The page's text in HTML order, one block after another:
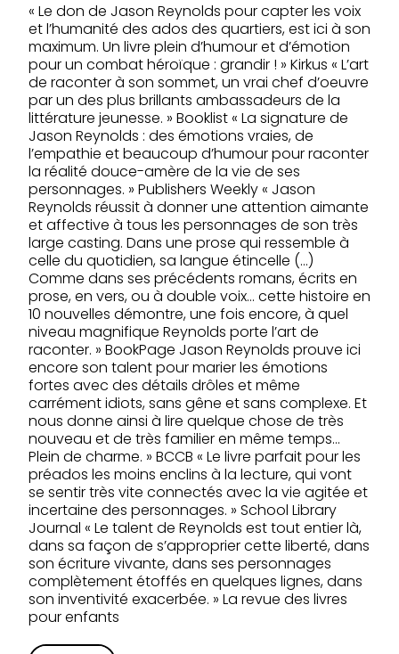
« Le don de Jason Reynolds pour capter les voix
et l’humanité des ados des quartiers, est ici à son
maximum. Un livre plein d’humour et d’émotion
pour un combat héroïque : grandir ! » Kirkus « L’art
de raconter à son sommet, un vrai chef d’oeuvre
par un des plus brillants ambassadeurs de la
littérature jeunesse. » Booklist « La signature de
Jason Reynolds : des émotions vraies, de
l’empathie et beaucoup d’humour pour raconter
la réalité douce-amère de la vie de ses
personnages. » Publishers Weekly « Jason
Reynolds réussit à donner une attention aimante
et affective à tous les personnages de son très
large casting. Dans une prose qui ressemble à
celle du quotidien, sa langue étincelle (…)
Comme dans ses précédents romans, écrits en
prose, en vers, ou à double voix… cette histoire en
10 nouvelles démontre, une fois encore, à quel
niveau magnifique Reynolds porte l’art de
raconter. » BookPage Jason Reynolds prouve ici
encore son talent pour marier les émotions
fortes avec des détails drôles et même
carrément idiots, sans gêne et sans complexe. Et
nous donne ainsi à lire quelque chose de très
nouveau et de très familier en même temps…
Plein de charme. » BCCB « Le livre parfait pour les
préados les moins enclins à la lecture, qui vont
se sentir très vite connectés avec la vie agitée et
incertaine des personnages. » School Library
Journal « Le talent de Reynolds est tout entier là,
dans sa façon de s’approprier cette liberté, dans
son écriture vivante, dans ses personnages
complètement étoffés en quelques lignes, dans
son inventivité exacerbée. » La revue des livres
pour enfants